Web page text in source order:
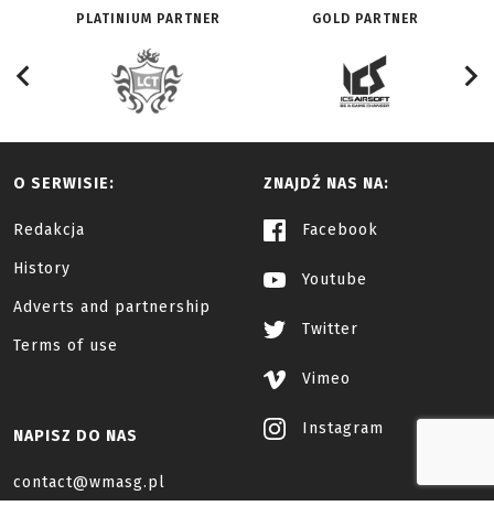
PLATINIUM PARTNER GOLD PARTNER
O SERWISIE:
Redakcja
History
Adverts and partnership
Terms of use
ZNAJDŹ NAS NA:
Facebook
Youtube
Twitter
Vimeo
Instagram
NAPISZ DO NAS
contact@wmasg.pl